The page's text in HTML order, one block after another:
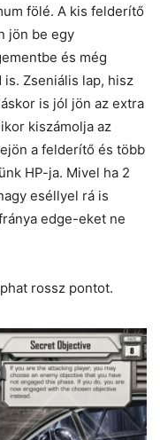
fölé. A kis felderítő
jön be egy
és még
is. Zseniális lap, hisz
is jól jön az extra
kiszámolja az
a felderítő és több
HP-ja. Mivel ha 2
eséllyel rá is
edge-eket ne
rossz pontot.